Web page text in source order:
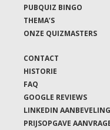
PUBQUIZ BINGO
THEMA’S
ONZE QUIZMASTERS
CONTACT
HISTORIE
FAQ
GOOGLE REVIEWS
LINKEDIN
PRIJSOPGAVE